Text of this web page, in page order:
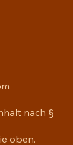
nach §
oben.